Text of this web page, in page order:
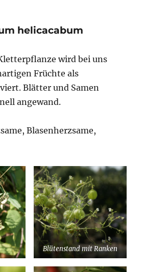
helicacabum
wird bei uns
Früchte als
Blätter und Samen
angewand.
Blasenherzsame,
Blütenstand mit Ranken